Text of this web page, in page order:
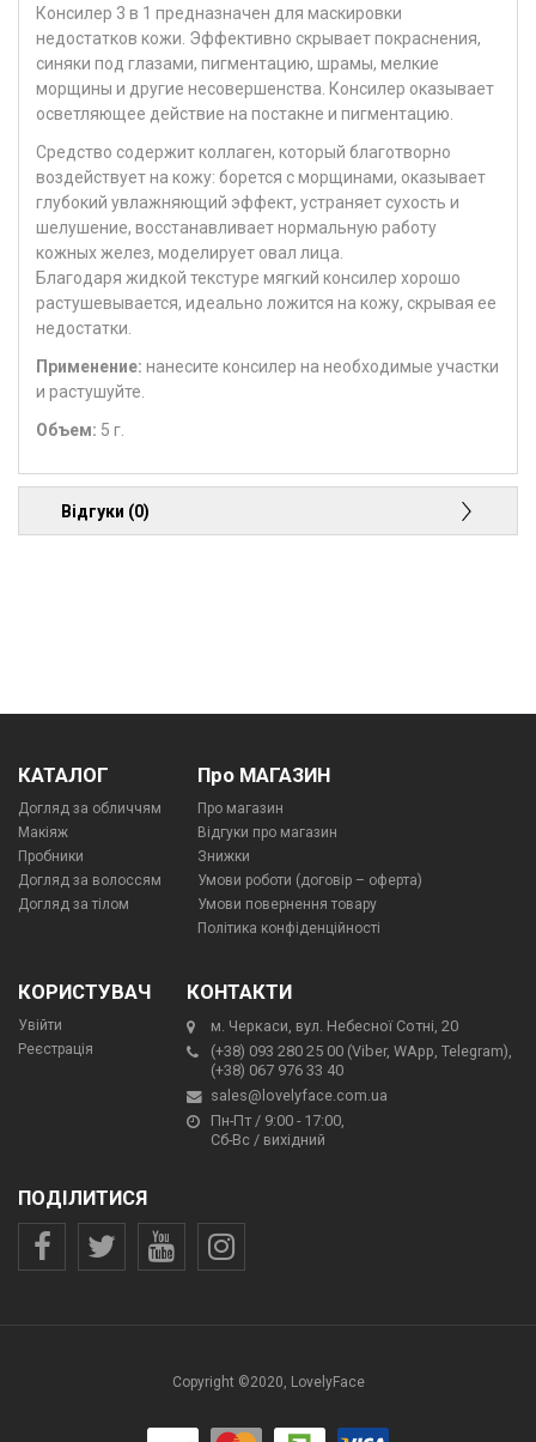
Консилер 3 в 1 предназначен для маскировки
недостатков кожи. Эффективно скрывает покраснения,
синяки под глазами, пигментацию, шрамы, мелкие
морщины и другие несовершенства. Консилер оказывает
осветляющее действие на постакне и пигментацию.
Средство содержит коллаген, который благотворно
воздействует на кожу: борется с морщинами, оказывает
глубокий увлажняющий эффект, устраняет сухость и
шелушение, восстанавливает нормальную работу
кожных желез, моделирует овал лица.
Благодаря жидкой текстуре мягкий консилер хорошо
растушевывается, идеально ложится на кожу, скрывая ее
недостатки.
Применение: нанесите консилер на необходимые участки
и растушуйте.
Объем: 5 г.
Відгуки (0)
КАТАЛОГ
Догляд за обличчям
Макіяж
Пробники
Догляд за волоссям
Догляд за тілом
Про МАГАЗИН
Про магазин
Відгуки про магазин
Знижки
Умови роботи (договір – оферта)
Умови повернення товару
Політика конфіденційності
КОРИСТУВАЧ
Увійти
Реєстрація
КОНТАКТИ
м. Черкаси, вул. Небесної Сотні, 20
(+38) 093 280 25 00 (Viber, WApp, Telegram),
(+38) 067 976 33 40
sales@lovelyface.com.ua
Пн-Пт / 9:00 - 17:00,
Сб-Вс / вихідний
ПОДІЛИТИСЯ
Copyright ©2020, LovelyFace